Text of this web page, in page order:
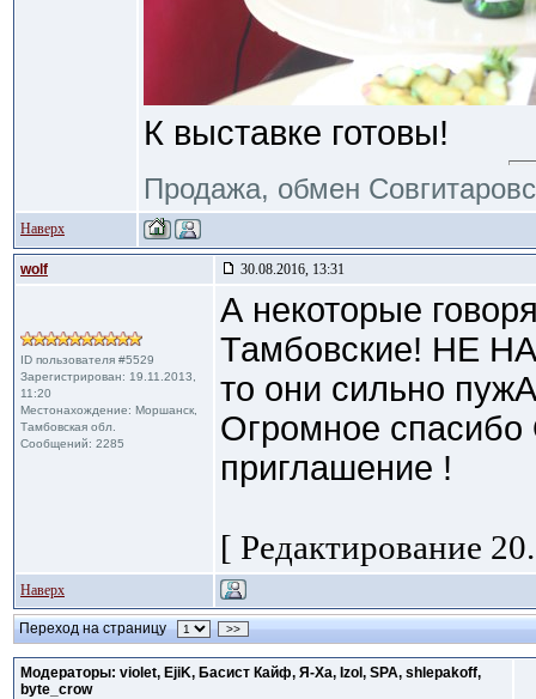
К выставке готовы!
Продажа, обмен
Наверх
wolf 30.08.2016, 13:31
ID пользователя #5529
Зарегистрирован: 19.11.2013,
11:20
Местонахождение: Моршанск,
Тамбовская обл.
Сообщений: 2285
А некоторые
Тамбовские! НЕ
то они сильно
Огромное
приглашение !
[ Редактирование
Наверх
Переход на страницу >>
Модераторы: violet, EjiK, Басист Кайф, Я-Ха, Izol, SPA, shlepakoff,
byte_crow